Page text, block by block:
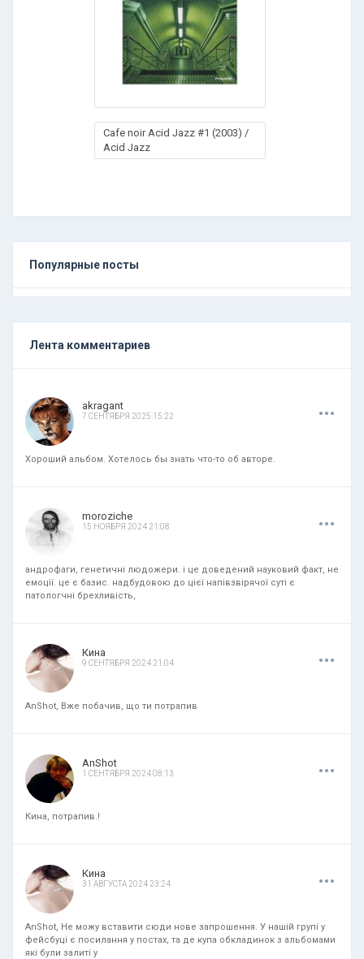
Cafe noir Acid Jazz #1 (2003) /
Acid Jazz
Популярные посты
Лента комментариев
akragant
7 СЕНТЯБРЯ 2025 15:22 ...
Хороший альбом. Хотелось бы знать что-то об авторе.
moroziche
15 НОЯБРЯ 2024 21:08 ...
андрофаги, генетичні людожери. і це доведений науковий факт, не
емоції. це є базис. надбудовою до цієї напівзвірячої суті є
патологчні брехливість,
Кина
9 СЕНТЯБРЯ 2024 21:04 ...
AnShot, Вже побачив, що ти потрапив
AnShot
1 СЕНТЯБРЯ 2024 08:13 ...
Кина, потрапив.!
Кина
31 АВГУСТА 2024 23:24 ...
AnShot, Не можу вставити сюди нове запрошення. У нашій групі у
фейсбуці є посилання у постах, та де купа обкладинок з альбомами
які були залиті у